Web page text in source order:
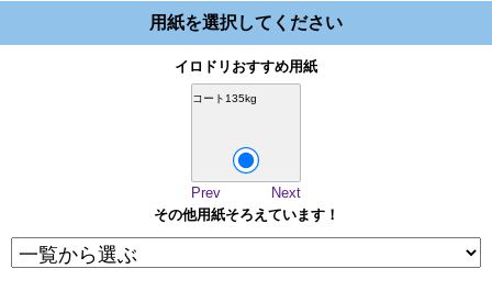
用紙を選択してください
イロドリおすすめ用紙
コート135kg
Prev
Next
その他用紙そろえています！